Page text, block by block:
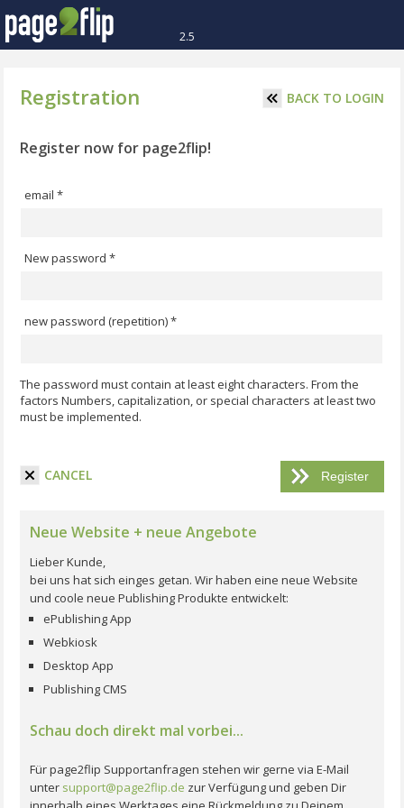
2.5
Registration BACK TO LOGIN
Register now for page2flip!
email *
New password *
new password (repetition) *
The password must contain at least eight characters. From the
factors Numbers, capitalization, or special characters at least two
must be implemented.
CANCEL
Neue Website + neue Angebote
Lieber Kunde,
bei uns hat sich einges getan. Wir haben eine neue Website
und coole neue Publishing Produkte entwickelt:
ePublishing App
Webkiosk
Desktop App
Publishing CMS
Schau doch direkt mal vorbei...
Für page2flip Supportanfragen stehen wir gerne via E-Mail
unter support@page2flip.de zur Verfügung und geben Dir